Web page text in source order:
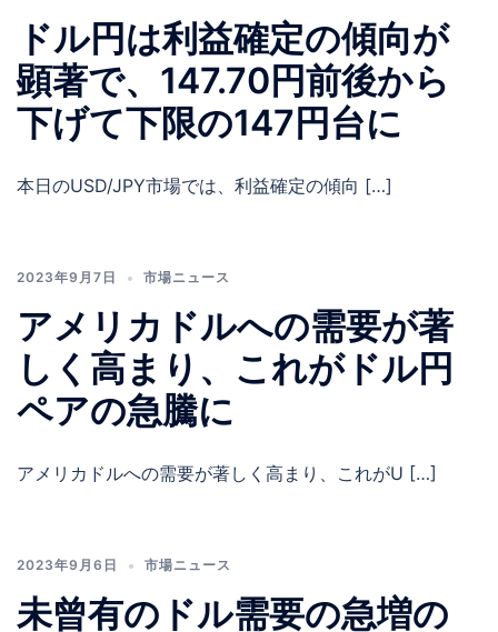
ドル円は利益確定の傾向が
顕著で、147.70円前後から
下げて下限の147円台に
本日のUSD/JPY市場では、利益確定の傾向 […]
2023年9月7日 市場ニュース
アメリカドルへの需要が著
しく高まり、これがドル円
ペアの急騰に
アメリカドルへの需要が著しく高まり、これがU […]
2023年9月6日 市場ニュース
未曾有のドル需要の急増の